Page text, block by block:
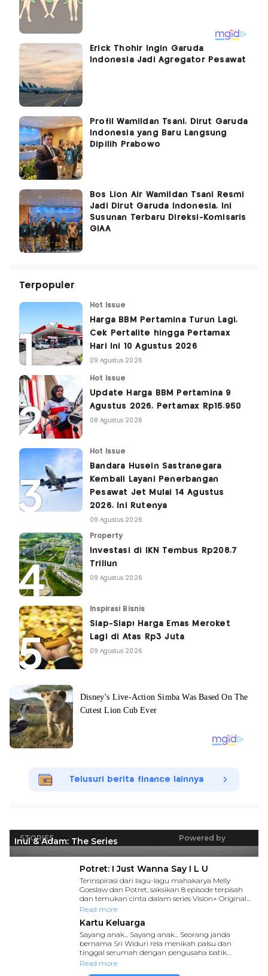
Erick Thohir Ingin Garuda
Indonesia Jadi Agregator Pesawat
Profil Wamildan Tsani, Dirut Garuda
Indonesia yang Baru Langsung
Dipilih Prabowo
Bos Lion Air Wamildan Tsani Resmi
Jadi Dirut Garuda Indonesia, Ini
Susunan Terbaru Direksi-Komisaris
GIAA
Terpopuler
Hot Issue
Harga BBM Pertamina Turun Lagi,
Cek Pertalite hingga Pertamax
Hari Ini 10 Agustus 2026
09 Agustus 2026
Hot Issue
Update Harga BBM Pertamina 9
Agustus 2026, Pertamax Rp15.950
08 Agustus 2026
Hot Issue
Bandara Husein Sastranegara
Kembali Layani Penerbangan
Pesawat Jet Mulai 14 Agustus
2026, Ini Rutenya
09 Agustus 2026
Property
Investasi di IKN Tembus Rp208,7
Triliun
09 Agustus 2026
Inspirasi Bisnis
Siap-Siap! Harga Emas Meroket
Lagi di Atas Rp3 Juta
09 Agustus 2026
Telusuri berita finance lainnya